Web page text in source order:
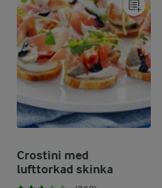
Crostini med
lufttorkad skinka